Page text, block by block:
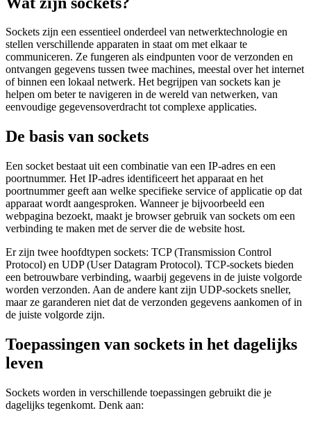
Sockets zijn een essentieel onderdeel van netwerktechnologie en
stellen verschillende apparaten in staat om met elkaar te
communiceren. Ze fungeren als eindpunten voor de verzonden en
ontvangen gegevens tussen twee machines, meestal over het internet
of binnen een lokaal netwerk. Het begrijpen van sockets kan je
helpen om beter te navigeren in de wereld van netwerken, van
eenvoudige gegevensoverdracht tot complexe applicaties.
De basis van sockets
Een socket bestaat uit een combinatie van een IP-adres en een
poortnummer. Het IP-adres identificeert het apparaat en het
poortnummer geeft aan welke specifieke service of applicatie op dat
apparaat wordt aangesproken. Wanneer je bijvoorbeeld een
webpagina bezoekt, maakt je browser gebruik van sockets om een
verbinding te maken met de server die de website host.
Er zijn twee hoofdtypen sockets: TCP (Transmission Control
Protocol) en UDP (User Datagram Protocol). TCP-sockets bieden
een betrouwbare verbinding, waarbij gegevens in de juiste volgorde
worden verzonden. Aan de andere kant zijn UDP-sockets sneller,
maar ze garanderen niet dat de verzonden gegevens aankomen of in
de juiste volgorde zijn.
Toepassingen van sockets in het dagelijks
leven
Sockets worden in verschillende toepassingen gebruikt die je
dagelijks tegenkomt. Denk aan: